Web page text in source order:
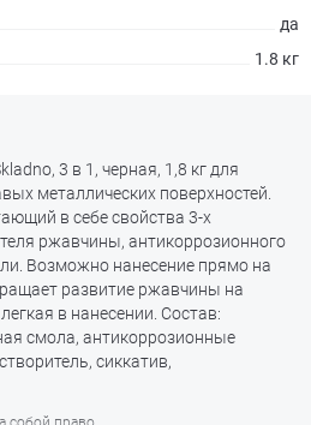
да
1.8 кг
3 в 1, черная, 1,8 кг для
металлических поверхностей.
в себе свойства 3-х
ржавчины, антикоррозионного
Возможно нанесение прямо на
развитие ржавчины на
в нанесении. Состав:
смола, антикоррозионные
сиккатив,